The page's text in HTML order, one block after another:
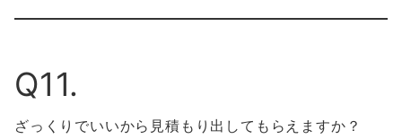
Q11.
ざっくりでいいから見積もり出してもらえますか？